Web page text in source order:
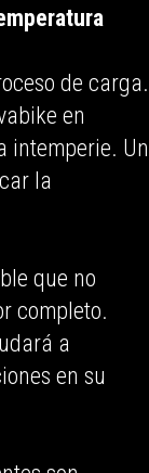
de carga.
en
intemperie. Un
la
que no
completo.
a
en su